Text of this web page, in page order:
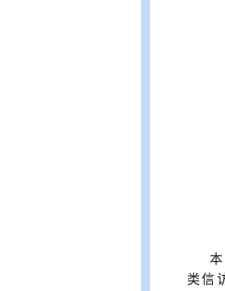
类信